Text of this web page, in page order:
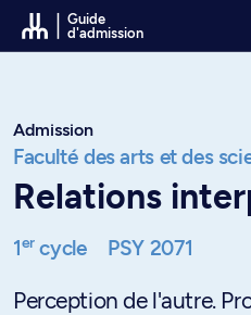
Passer au contenu
Guide
d'admission
Admission
Faculté des arts et des
Relations
1ercycle PSY 2071
Perception de l'autre.